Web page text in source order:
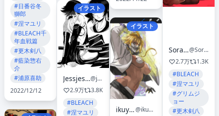
#日番谷冬
獅郎
#涅マユリ
#BLEACH千
年血戦篇
#更木剣八
#藍染惣右
介
#浦原喜助
2022/12/12
イラスト
Jessjessdraws@C2E2 AA L-20
@jessjessdraws
2.9万
3.8K
#BLEACH
#涅マユリ
イラスト
ikuyoan
@ikuyoan
Sora Raion
@SoraRaion
2.7万
1.3K
#BLEACH
#涅マユリ
#グリムジ
ョー
#更木剣八